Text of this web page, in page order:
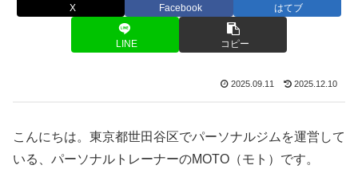
X Facebook はてブ
LINE コピー
2025.09.11 2025.12.10
こんにちは。東京都世田谷区でパーソナルジムを運営して
いる、パーソナルトレーナーのMOTO（モト）です。